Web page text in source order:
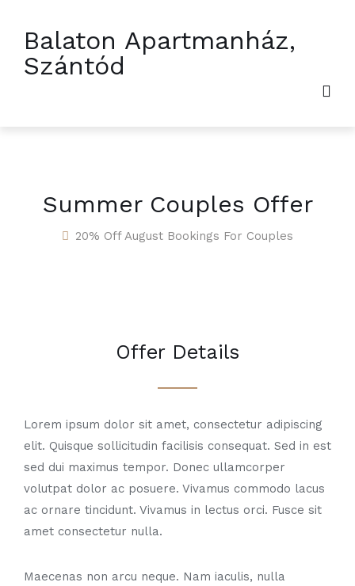
Balaton Apartmanház,
Szántód
Summer Couples Offer
20% Off August Bookings For Couples
Offer Details
Lorem ipsum dolor sit amet, consectetur adipiscing
elit. Quisque sollicitudin facilisis consequat. Sed in est
sed dui maximus tempor. Donec ullamcorper
volutpat dolor ac posuere. Vivamus commodo lacus
ac ornare tincidunt. Vivamus in lectus orci. Fusce sit
amet consectetur nulla.
Maecenas non arcu neque. Nam iaculis, nulla